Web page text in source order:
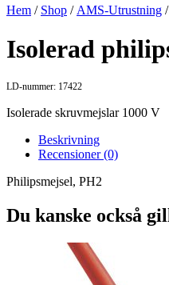
Hem / Shop / AMS-Utrustning /
Isolerad
LD-nummer: 17422
Isolerade skruvmejslar 1000 V
Beskrivning
Recensioner (0)
Philipsmejsel, PH2
Du kanske också